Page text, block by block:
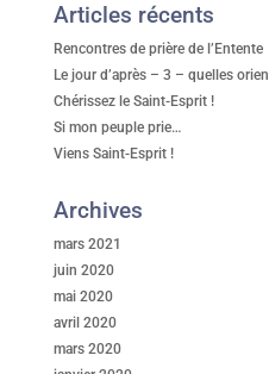
Articles récents
Rencontres de prière de l’Entente
Le jour d’après – 3 – quelles
Chérissez le Saint-Esprit !
Si mon peuple prie…
Viens Saint-Esprit !
Archives
mars 2021
juin 2020
mai 2020
avril 2020
mars 2020